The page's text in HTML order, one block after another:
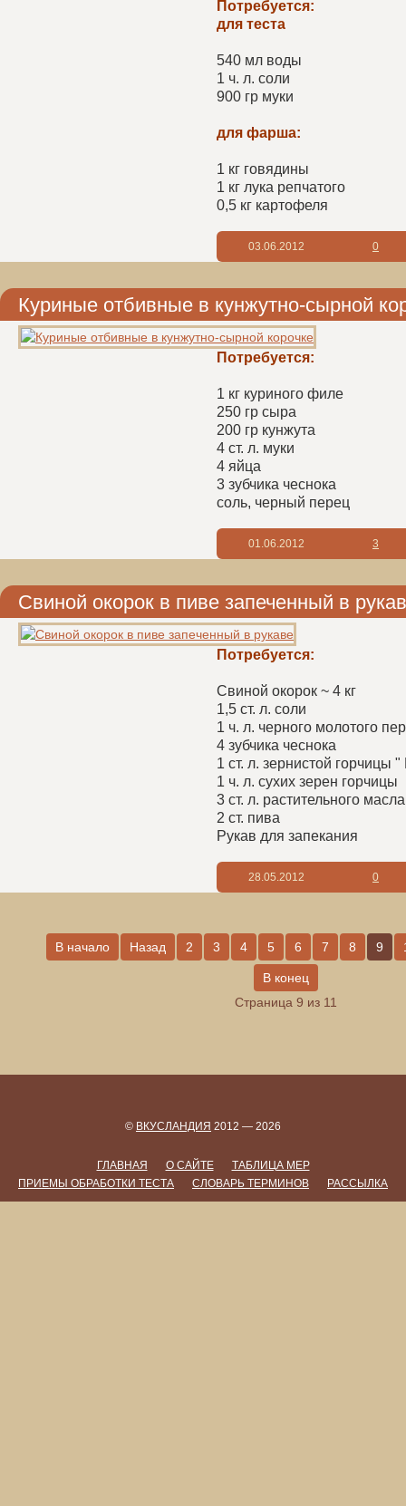
Потребуется:
для теста
540 мл воды
1 ч. л. соли
900 гр муки
для фарша:
1 кг говядины
1 кг лука репчатого
0,5 кг картофеля
03.06.2012 0
Куриные отбивные в кунжутно-сырной
Потребуется:
1 кг куриного филе
250 гр сыра
200 гр кунжута
4 ст. л. муки
4 яйца
3 зубчика чеснока
соль, черный перец
01.06.2012 3
Свиной окорок в пиве запеченный в
Потребуется:
Свиной окорок ~ 4 кг
1,5 ст. л. соли
1 ч. л. черного молотого
4 зубчика чеснока
1 ст. л. зернистой горчицы
1 ч. л. сухих зерен горчицы
3 ст. л. растительного масла
2 ст. пива
Рукав для запекания
28.05.2012 0
В начало Назад 2 3 4 5 6 7 8 9
В конец
Страница 9 из 11
© ВКУСЛАНДИЯ 2012 — 2026
ГЛАВНАЯ О САЙТЕ
ТАБЛИЦА МЕР
ПРИЕМЫ ОБРАБОТКИ ТЕСТА
СЛОВАРЬ ТЕРМИНОВ РАССЫЛКА